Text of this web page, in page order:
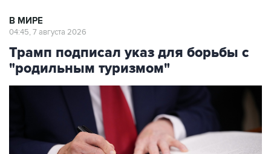
В МИРЕ
04:45, 7 августа 2026
Трамп подписал указ для борьбы с
"родильным туризмом"